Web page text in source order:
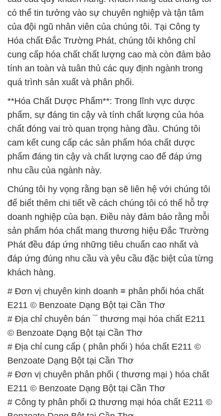
tính an toàn và tuân thủ các quy định ngành trong
quá trình sản xuất và phân phối.
**Hóa Chất Dược Phẩm**: Trong lĩnh vực dược
phẩm, sự đáng tin cậy và tính chất lượng của hóa
chất đóng vai trò quan trọng hàng đầu. Chúng tôi
cam kết cung cấp các sản phẩm hóa chất dược
phẩm đáng tin cậy và chất lượng cao để đáp ứng
nhu cầu của ngành này.
Chúng tôi hy vọng rằng bạn sẽ liên hệ với chúng tôi
để biết thêm chi tiết về cách chúng tôi có thể hỗ trợ
doanh nghiệp của bạn. Điều này đảm bảo rằng mỗi
sản phẩm hóa chất mang thương hiệu Đắc Trường
Phát đều đáp ứng những tiêu chuẩn cao nhất và
đáp ứng đúng nhu cầu và yêu cầu đặc biệt của từng
khách hàng.
# Đơn vị chuyên kinh doanh ≡ phân phối hóa chất
E211 © Benzoate Dạng Bột tại Cần Thơ
# Địa chỉ chuyên bán ¯ thương mại hóa chất E211
© Benzoate Dạng Bột tại Cần Thơ
# Địa chỉ cung cấp ( phân phối ) hóa chất E211 ©
Benzoate Dạng Bột tại Cần Thơ
# Đơn vị chuyên phân phối ( thương mại ) hóa chất
E211 © Benzoate Dạng Bột tại Cần Thơ
# Công ty phân phối Ω thương mại hóa chất E211 ©
Benzoate Dạng Bột tại Cần Thơ
# Đơn vị phân phối > cung ứng hóa chất E211 ©
Benzoate Dạng Bột tại Cần Thơ
# Đơn vị chuyên cung cấp ∞ bán hóa chất E211 ©
Benzoate Dạng Bột tại Cần Thơ